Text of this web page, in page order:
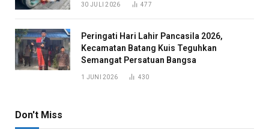
30 JULI 2026 477
Peringati Hari Lahir Pancasila 2026,
Kecamatan Batang Kuis Teguhkan
Semangat Persatuan Bangsa
1 JUNI 2026 430
Don't Miss